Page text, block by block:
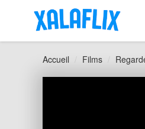
Accueil Films